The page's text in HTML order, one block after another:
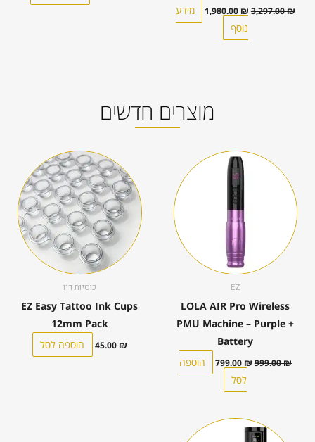
3,297.00₪
1,980.00 ₪
מידע
נוסף
מוצרים חדשים
EZ
LOLA AIR Pro Wireless
PMU Machine – Purple +
Battery
999.00₪
המחיר
המקורי
היה:
999.00 ₪.
799.00 ₪
המחיר
הנוכחי
הוספה
לסל
כוסיות דיו
EZ Easy Tattoo Ink Cups
12mm Pack
45.00 ₪ הוספה לסל
המחיר
המקורי
הנוכחי